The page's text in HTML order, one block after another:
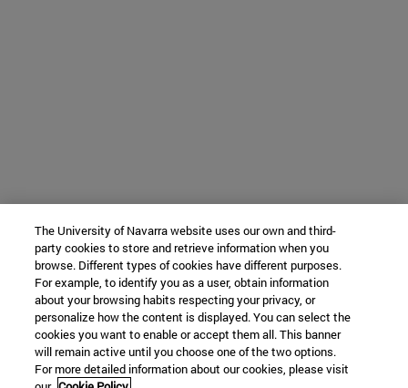
The University of Navarra website uses our own and third-
party cookies to store and retrieve information when you
browse. Different types of cookies have different purposes.
For example, to identify you as a user, obtain information
about your browsing habits respecting your privacy, or
personalize how the content is displayed. You can select the
cookies you want to enable or accept them all. This banner
will remain active until you choose one of the two options.
For more detailed information about our cookies, please visit